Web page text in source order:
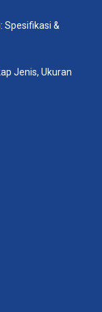
Spesifikasi &
Jenis, Ukuran